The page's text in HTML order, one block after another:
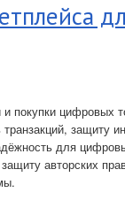
покупки цифровых
защиту
для
авторских